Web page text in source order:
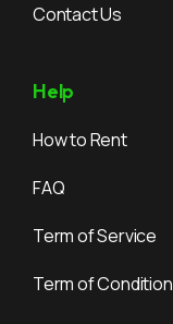
Contact Us
Help
How to Rent
FAQ
Term of Service
Term of Condition